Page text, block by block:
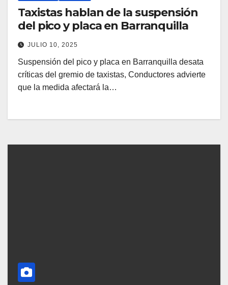
Taxistas hablan de la suspensión
del pico y placa en Barranquilla
JULIO 10, 2025
Suspensión del pico y placa en Barranquilla desata
críticas del gremio de taxistas, Conductores advierte
que la medida afectará la…